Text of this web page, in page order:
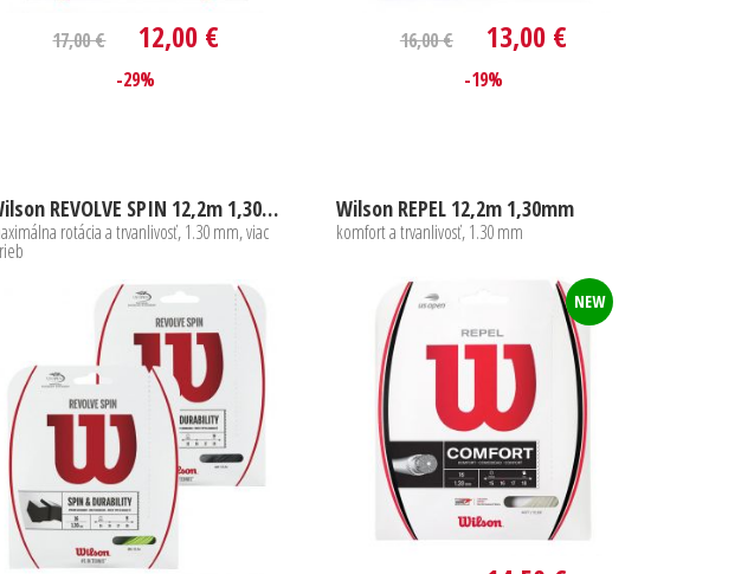
17,00 € 12,00 €
-29%
16,00 € 13,00 €
-19%
Wilson REVOLVE SPIN 12,2m 1,30mm
rotácia a trvanlivosť, 1.30 mm, viac
Wilson REPEL 12,2m 1,30mm
komfort a trvanlivosť, 1.30 mm
NEW